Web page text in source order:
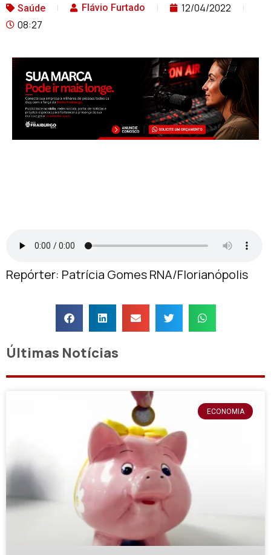
Saúde Flávio Furtado
12/04/2022
08:27
Repórter: Patrícia Gomes RNA/Florianópolis
Últimas Notícias
ECONOMIA